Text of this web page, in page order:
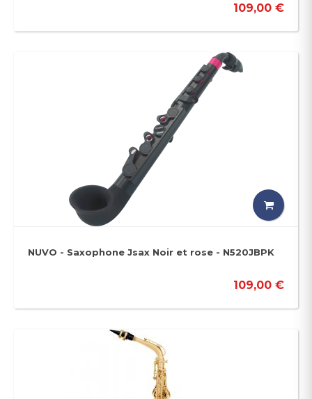
109,00 €
NUVO - Saxophone Jsax Noir et rose - N520JBPK
109,00 €